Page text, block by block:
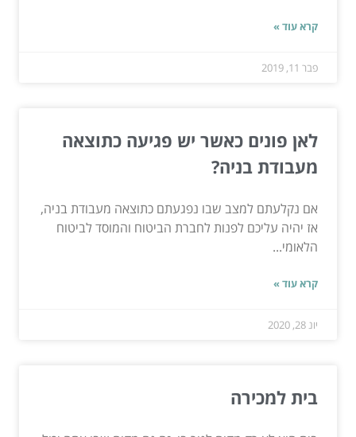
קרא עוד »
פבר 11, 2019
לאן פונים כאשר יש פגיעה כתוצאה
מעבודת בניה?
אם נקלעתם למצב שבו נפגעתם כתוצאה מעבודת בניה,
אז יהיה עליכם לפנות לחברת הביטוח והמוסד לביטוח
הלאומי...
קרא עוד »
יונ 28, 2020
בית למכירה